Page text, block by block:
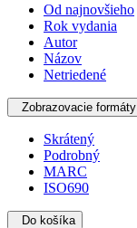
Od najnovšieho
Rok vydania
Autor
Názov
Netriedené
Zobrazovacie formáty
Skrátený
Podrobný
MARC
ISO690
Do košíka